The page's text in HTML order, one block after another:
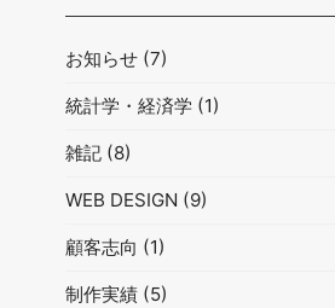
お知らせ (7)
統計学・経済学 (1)
雑記 (8)
WEB DESIGN (9)
顧客志向 (1)
制作実績 (5)